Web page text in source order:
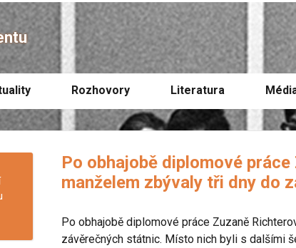
Rozhovory Literatura
Po obhajobě diplomové
manželem zbývaly tři dny do
Po obhajobě diplomové práce Zuzaně
závěrečných státnic. Místo nich byli s dalšími